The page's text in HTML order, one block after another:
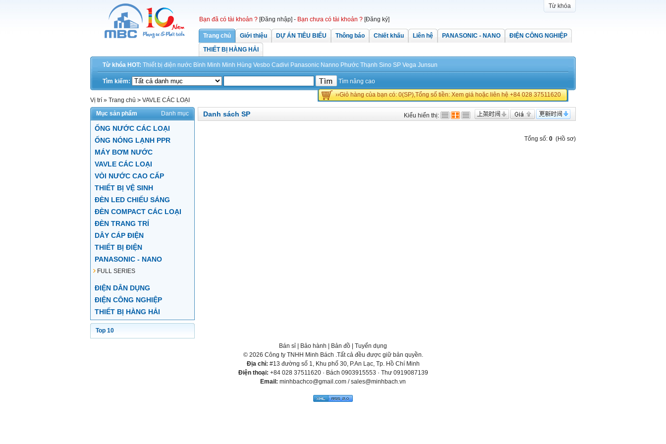
Từ khóa
Bạn đã có tài khoản ? [Đăng nhập] - Bạn chưa có tài khoản ? [Đăng ký]
Trang chủ Giới thiệu DỰ ÁN TIÊU BIỂU Thông báo Chiết khấu Liên hệ PANASONIC - NANO
ĐIỆN CÔNG NGHIỆP
THIẾT BỊ HÀNG HẢI
Từ khóa HOT: Thiết bị điện nước Bình Minh Minh Hùng Vesbo Cadivi Panasonic Nanno Phước Thạnh Sino SP Vega Junsun
Tìm kiếm:
Tìm nâng cao
››Giỏ hàng của bạn có: 0(SP),Tổng số tiền: Xem giá hoặc liên hệ +84 028 37511620
Vị trí » Trang chủ > VAVLE CÁC LOẠI
Mục sản phẩm
Danh mục
ỐNG NƯỚC CÁC LOẠI
ỐNG NÓNG LẠNH PPR
MÁY BƠM NƯỚC
VAVLE CÁC LOẠI
VÒI NƯỚC CAO CẤP
THIẾT BỊ VỆ SINH
ĐÈN LED CHIẾU SÁNG
ĐÈN COMPACT CÁC LOẠI
ĐÈN TRANG TRÍ
DÂY CÁP ĐIỆN
THIẾT BỊ ĐIỆN
PANASONIC - NANO
FULL SERIES
ĐIỆN DÂN DỤNG
ĐIỆN CÔNG NGHIỆP
THIẾT BỊ HÀNG HẢI
Top 10
Danh sách SP Kiểu hiển thị:
Tổng số: 0 (Hồ sơ)
Bán sỉ Bảo hành Bản đồ
Tuyển dụng
© 2026 Công ty TNHH Minh Bách .Tất cả đều được giữ bản quyền.
Địa chỉ: #13 đường số 1, Khu phố 30, P.An Lạc, Tp. Hồ Chí Minh
Điện thoại: +84 028 37511620 · Bách 0903915553 · Thư 0919087139
Email: minhbachco@gmail.com / sales@minhbach.vn